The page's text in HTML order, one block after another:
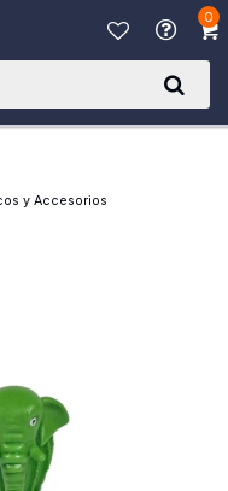
0
y Accesorios